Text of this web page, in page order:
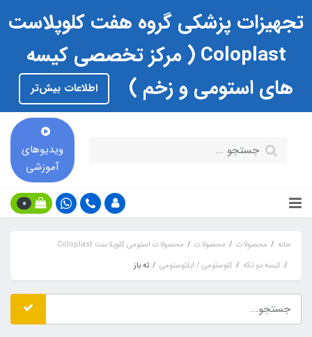
تجهیزات پزشکی گروه هفت کلوپلاست
Coloplast ( مرکز تخصصی کیسه
های استومی و زخم )
اطلاعات بیش‌تر
ویدیوهای
آموزشی
0
خانه محصولات محصولات
محصولات استومی کلوپلاست Coloplast
کیسه دو تکه
کلوستومی / ایلئوستومی ته باز